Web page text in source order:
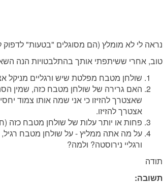
נראה לי לא מומלץ (הם מסוגלים "בטעות"
טוב, אחרי ששיתפתי אותך בהתלבטויות הנה
שולחן מטבח מפלטת שיש ורגליים מניקל
האם גרירה של שולחן מטבח כזה, שמין
שאצטרך להזיזו כי אני שמה אותו צמוד
אצטרך להזיזו.
פחות או יותר עלות של שולחן מטבח כזה
על מה אתה ממליץ - על שולחן מטבח
ורגליי נירוסטה? ולמה?
תודה
תשובה: